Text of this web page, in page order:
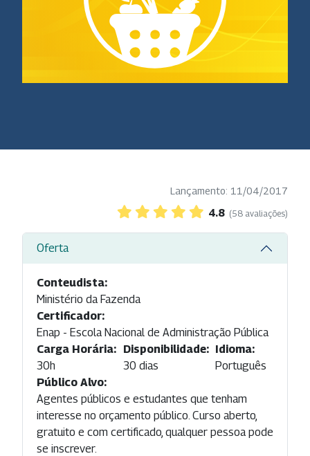
Lançamento: 11/04/2017
4.8 (58 avaliações)
Oferta
Conteudista:
Ministério da Fazenda
Certificador:
Enap - Escola Nacional de Administração Pública
Carga Horária:
30h
Disponibilidade:
30 dias
Idioma:
Português
Público Alvo:
Agentes públicos e estudantes que tenham
interesse no orçamento público. Curso aberto,
gratuito e com certificado, qualquer pessoa pode
se inscrever.